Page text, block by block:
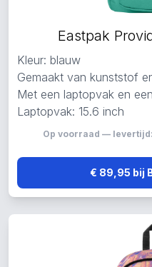
Eastpak
Kleur: blauw
Gemaakt van kunststof
Met een laptopvak en
Laptopvak: 15.6 inch
Op voorraad — levertijd:
€ 89,95 bij